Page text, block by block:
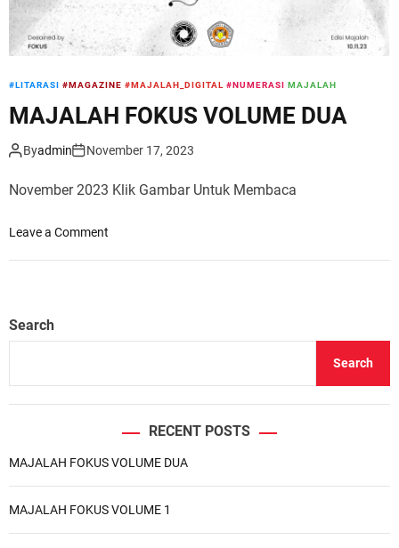
#LITARASI #MAGAZINE #MAJALAH_DIGITAL #NUMERASI MAJALAH
MAJALAH FOKUS VOLUME DUA
Byadmin November 17, 2023
November 2023 Klik Gambar Untuk Membaca
Leave a Comment
H
F
U
S
V
Search
Search
RECENT POSTS
MAJALAH FOKUS VOLUME DUA
MAJALAH FOKUS VOLUME 1